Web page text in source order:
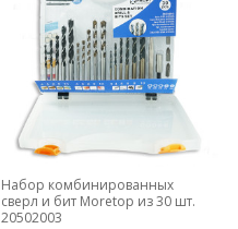
Набор комбинированных
сверл и бит Moretop из 30 шт.
20502003